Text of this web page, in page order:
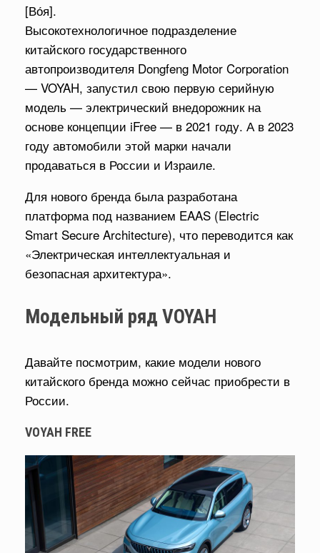
[Во́я].
Высокотехнологичное подразделение
китайского государственного
автопроизводителя Dongfeng Motor Corporation
— VOYAH, запустил свою первую серийную
модель — электрический внедорожник на
основе концепции iFree — в 2021 году. А в 2023
году автомобили этой марки начали
продаваться в России и Израиле.
Для нового бренда была разработана
платформа под названием EAAS (Electric
Smart Secure Architecture), что переводится как
«Электрическая интеллектуальная и
безопасная архитектура».
Модельный ряд VOYAH
Давайте посмотрим, какие модели нового
китайского бренда можно сейчас приобрести в
России.
VOYAH FREE